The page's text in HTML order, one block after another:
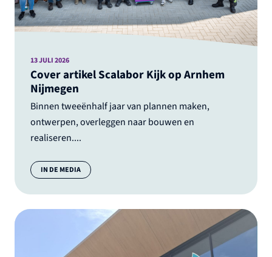
Cover artikel Scalabor Kijk op Arnhem
Nijmegen
Binnen tweeënhalf jaar van plannen maken,
ontwerpen, overleggen naar bouwen en
realiseren....
13 JULI 2026
Categorie:
IN DE MEDIA